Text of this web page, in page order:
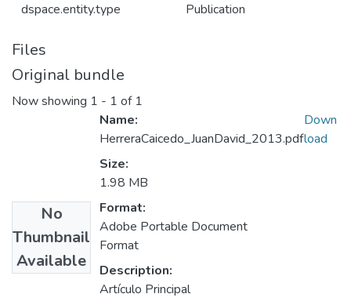
dspace.entity.type Publication
Files
Original bundle
Now showing 1 - 1 of 1
No
Thumbnail
Available
Name:
HerreraCaicedo_JuanDavid_2013.pdf
Size:
1.98 MB
Format:
Adobe Portable Document
Format
Description:
Artículo Principal
Down
load